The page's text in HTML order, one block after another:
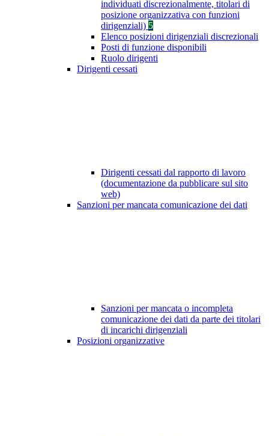
individuati discrezionalmente, titolari di
posizione organizzativa con funzioni
dirigenziali) 5
Elenco posizioni dirigenziali discrezionali
Posti di funzione disponibili
Ruolo dirigenti
Dirigenti cessati
Dirigenti cessati dal rapporto di lavoro
(documentazione da pubblicare sul sito
web)
Sanzioni per mancata comunicazione dei dati
Sanzioni per mancata o incompleta
comunicazione dei dati da parte dei titolari
di incarichi dirigenziali
Posizioni organizzative